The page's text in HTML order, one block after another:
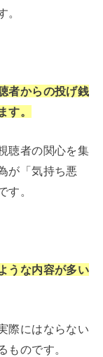
。
者からの投げ銭
す。
聴者の関心を集
が「気持ち悪
す。
うな内容が多い
際にはならない
ものです。